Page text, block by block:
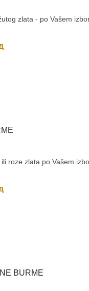
zlata - po Vašem
roze zlata po Vašem
BURME